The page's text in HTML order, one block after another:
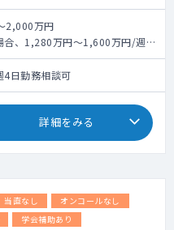
2,000万円
、1,280万円～1,600万円/週5
万円～2,000万円＋別途手当
験、現収、面接時の印象によ
判断
勤務相談可
詳細をみる
当直なし
オンコールなし
学会補助あり